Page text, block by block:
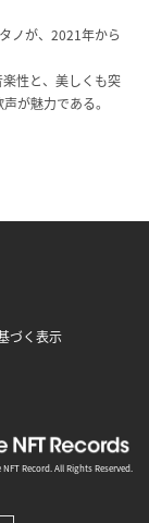
ノが、2021年から
性と、美しくも突
が魅力である。
づく表示
NFT Record. All Rights Reserved.